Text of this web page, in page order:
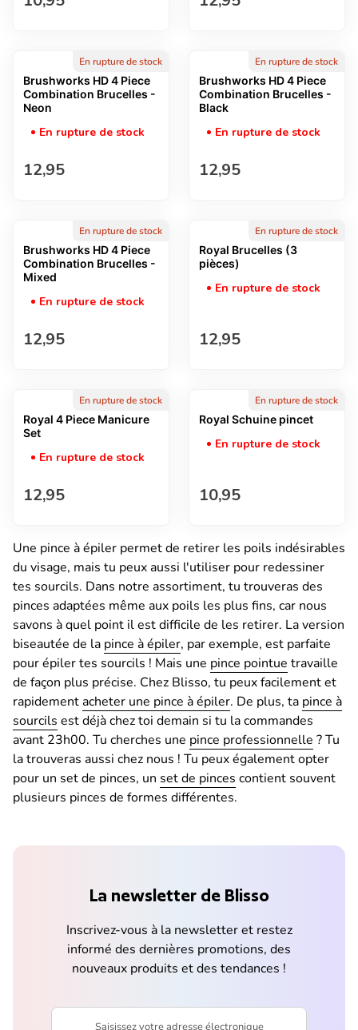
En rupture de stock
Brushworks HD 4 Piece
Combination Brucelles -
Neon
En rupture de stock
Prix normal
12,95
En rupture de stock
Brushworks HD 4 Piece
Combination Brucelles -
Black
En rupture de stock
Prix normal
12,95
En rupture de stock
Brushworks HD 4 Piece
Combination Brucelles -
Mixed
En rupture de stock
Prix normal
12,95
En rupture de stock
Royal Brucelles (3
pièces)
En rupture de stock
Prix normal
12,95
En rupture de stock
Royal 4 Piece Manicure
Set
En rupture de stock
Prix normal
12,95
En rupture de stock
Royal Schuine pincet
En rupture de stock
Prix normal
10,95
Une pince à épiler permet de retirer les poils indésirables
du visage, mais tu peux aussi l'utiliser pour redessiner
tes sourcils. Dans notre assortiment, tu trouveras des
pinces adaptées même aux poils les plus fins, car nous
savons à quel point il est difficile de les retirer. La version
biseautée de la pince à épiler, par exemple, est parfaite
pour épiler tes sourcils ! Mais une pince pointue travaille
de façon plus précise. Chez Blisso, tu peux facilement et
rapidementacheter une pince à épiler. De plus, ta pince à
sourcils est déjà chez toi demain si tu la commandes
avant 23h00. Tu cherches une pince professionnelle ? Tu
la trouveras aussi chez nous ! Tu peux également opter
pour un set de pinces, un set de pinces contient souvent
plusieurs pinces de formes différentes.
La newsletter de Blisso
Inscrivez-vous à la newsletter et restez
informé des dernières promotions, des
nouveaux produits et des tendances !